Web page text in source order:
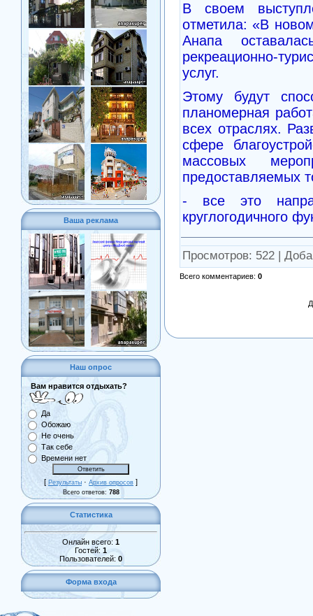
Ваша реклама
Наш опрос
Вам нравится отдыхать?
Да
Обожаю
Не очень
Так себе
Времени нет
[ Результаты · Архив опросов ]
Всего ответов: 788
Статистика
Онлайн всего: 1
Гостей: 1
Пользователей: 0
Форма входа
В своем
отметила: «В
Анапа
рекреационно-
услуг.
Этому будут
планомерная
всех отраслях.
сфере
массовых
предоставляемых
- все это
круглогодичного
Просмотров: 522 |
Всего комментариев: 0